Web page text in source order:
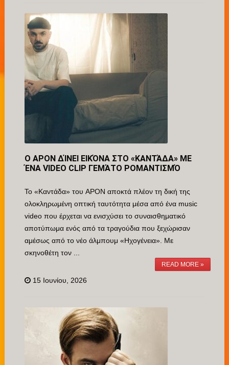
Ο APON ΔΊΝΕΙ ΕΙΚΌΝΑ ΣΤΟ «ΚΑΝΤΆΔΑ» ΜΕ
ΈΝΑ VIDEO CLIP ΓΕΜΆΤΟ ΡΟΜΑΝΤΙΣΜΌ
Το «Καντάδα» του APON αποκτά πλέον τη δική της
ολοκληρωμένη οπτική ταυτότητα μέσα από ένα music
video που έρχεται να ενισχύσει το συναισθηματικό
αποτύπωμα ενός από τα τραγούδια που ξεχώρισαν
αμέσως από το νέο άλμπουμ «Ηχογένεια». Με
σκηνοθέτη τον ...
READ MORE »
15 Ιουνίου, 2026